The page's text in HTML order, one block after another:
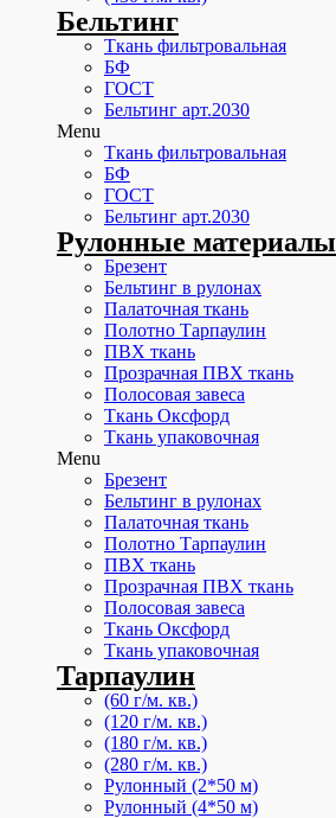
Бельтинг
Ткань фильтровальная
БФ
ГОСТ
Бельтинг арт.2030
Menu
Ткань фильтровальная
БФ
ГОСТ
Бельтинг арт.2030
Рулонные материалы
Брезент
Бельтинг в рулонах
Палаточная ткань
Полотно Тарпаулин
ПВХ ткань
Прозрачная ПВХ ткань
Полосовая завеса
Ткань Оксфорд
Ткань упаковочная
Menu
Брезент
Бельтинг в рулонах
Палаточная ткань
Полотно Тарпаулин
ПВХ ткань
Прозрачная ПВХ ткань
Полосовая завеса
Ткань Оксфорд
Ткань упаковочная
Тарпаулин
(60 г/м. кв.)
(120 г/м. кв.)
(180 г/м. кв.)
(280 г/м. кв.)
Рулонный (2*50 м)
Рулонный (4*50 м)